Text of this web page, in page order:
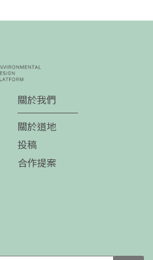
關於我們
關於道地
投稿
合作提案